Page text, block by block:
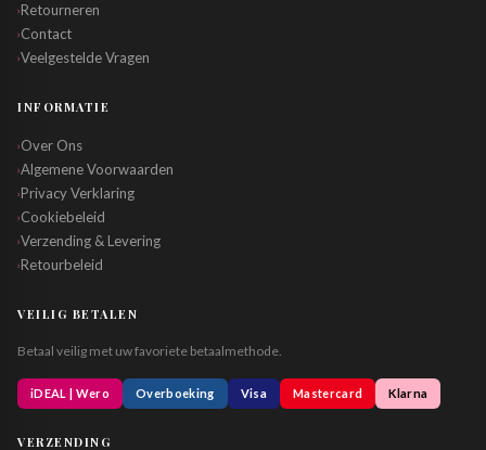
›Retourneren
›Contact
›Veelgestelde Vragen
INFORMATIE
›Over Ons
›Algemene Voorwaarden
›Privacy Verklaring
›Cookiebeleid
›Verzending & Levering
›Retourbeleid
VEILIG BETALEN
Betaal veilig met uw favoriete betaalmethode.
iDEAL | Wero Overboeking Visa Mastercard Klarna
VERZENDING